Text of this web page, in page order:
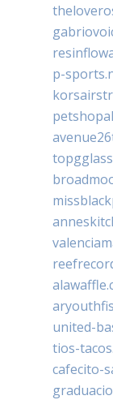
p-
united-
tios-
cafecito-